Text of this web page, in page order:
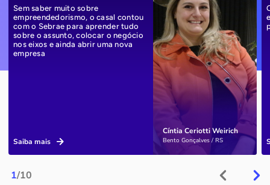
1/10
Cíntia Ceriotti Weirich
Bento Gonçalves / RS
Sem saber muito sobre
empreendedorismo, o casal contou
com o Sebrae para aprender tudo
sobre o assunto, colocar o negócio
nos eixos e ainda abrir uma nova
empresa
Saiba mais